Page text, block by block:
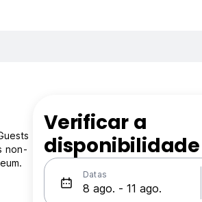
non-
Verificar a
disponibilidade
Datas